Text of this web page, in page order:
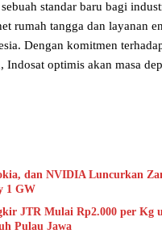
standar baru bagi
rumah tangga dan layanan
Dengan komitmen
Indosat optimis akan masa
dan NVIDIA Luncurkan
1 GW
JTR Mulai Rp2.000 per Kg
Pulau Jawa